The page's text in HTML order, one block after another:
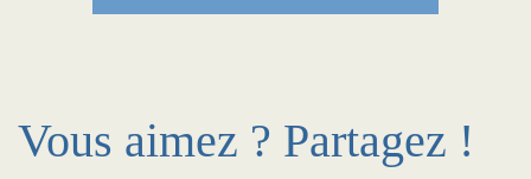
Vous aimez ? Partagez !